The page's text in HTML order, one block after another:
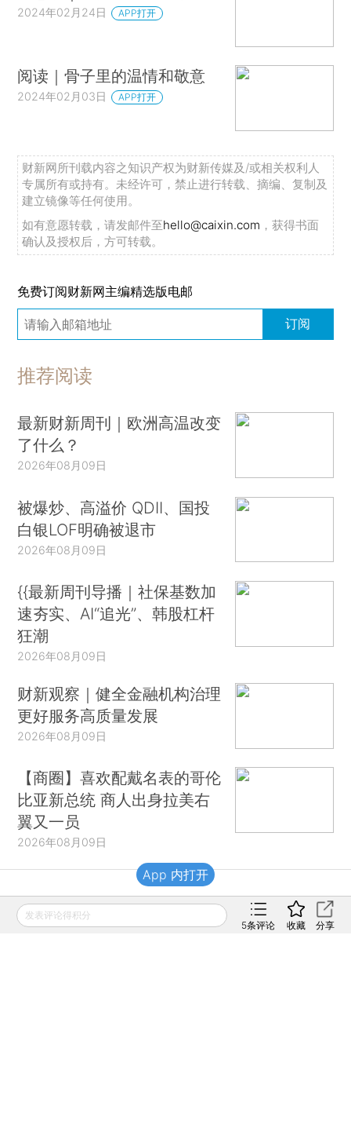
2024年02月24日 APP打开
阅读｜骨子里的温情和敬意
2024年02月03日 APP打开
财新网所刊载内容之知识产权为财新传媒及/或相关权利人
专属所有或持有。未经许可，禁止进行转载、摘编、复制及
建立镜像等任何使用。
如有意愿转载，请发邮件至hello@caixin.com ，获得书面
确认及授权后，方可转载。
免费订阅财新网主编精选版电邮
订阅
推荐阅读
最新财新周刊｜欧洲高温改变
了什么？
2026年08月09日
被爆炒、高溢价 QDII、国投
白银LOF明确被退市
2026年08月09日
{{最新周刊导播｜社保基数加
速夯实、AI“追光”、韩股杠杆
狂潮
2026年08月09日
财新观察｜健全金融机构治理
更好服务高质量发展
2026年08月09日
【商圈】喜欢配戴名表的哥伦
比亚新总统 商人出身拉美右
翼又一员
2026年08月09日
财新移动
发表评论得积分
5条评论 收藏 分享
App 内打开